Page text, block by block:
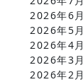
2026年6月
2026年5月
2026年4月
2026年3月
2026年2月